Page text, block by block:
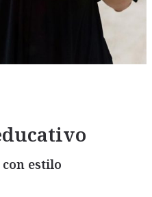
estilo